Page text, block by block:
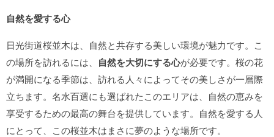
自然を愛する心
日光街道桜並木は、自然と共存する美しい環境が魅力です。こ
の場所を訪れるには、 自然を大切にする心が必要です。桜の花
が満開になる季節は、訪れる人々によってその美しさが一層際
立ちます。名水百選にも選ばれたこのエリアは、自然の恵みを
享受するための最高の舞台を提供しています。自然を愛する人
にとって、この桜並木はまさに夢のような場所です。